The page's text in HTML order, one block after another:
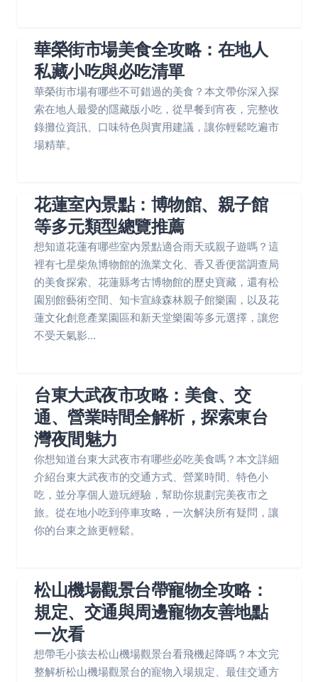
華榮街市場美食全攻略：在地人
私藏小吃與必吃清單
華榮街市場有哪些不可錯過的美食？本文帶你深入探
索在地人最愛的隱藏版小吃，從早餐到宵夜，完整收
錄攤位資訊、口味特色與實用建議，讓你輕鬆吃遍市
場精華。
花蓮室內景點：博物館、親子館
等多元類型總覽推薦
想知道花蓮有哪些室內景點適合雨天或親子遊嗎？這
裡有七星柴魚博物館的漁業文化、香又香便當調查局
的美食探索、花蓮縣考古博物館的歷史寶藏，還有松
園別館藝術空間、知卡宣綠森林親子館樂園，以及花
蓮文化創意產業園區和新天堂樂園等多元選擇，讓您
不受天氣影...
台東大武夜市攻略：美食、交
通、營業時間全解析，探索東台
灣夜間魅力
你想知道台東大武夜市有哪些必吃美食嗎？本文詳細
介紹台東大武夜市的交通方式、營業時間、特色小
吃，並分享個人遊玩經驗，幫助你規劃完美夜市之
旅。從在地小吃到停車攻略，一次解決所有疑問，讓
你的台東之旅更輕鬆。
松山機場觀景台帶寵物全攻略：
規定、交通與周邊寵物友善地點
一次看
想帶毛小孩去松山機場觀景台看飛機起降嗎？本文完
整解析松山機場觀景台的寵物入場規定、最佳交通方